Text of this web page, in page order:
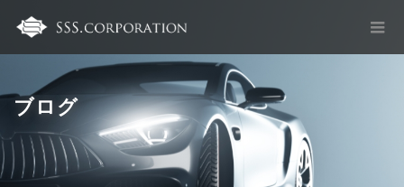
ブログ